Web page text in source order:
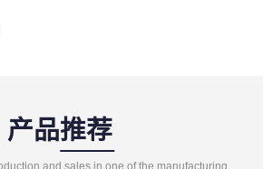
产品推荐